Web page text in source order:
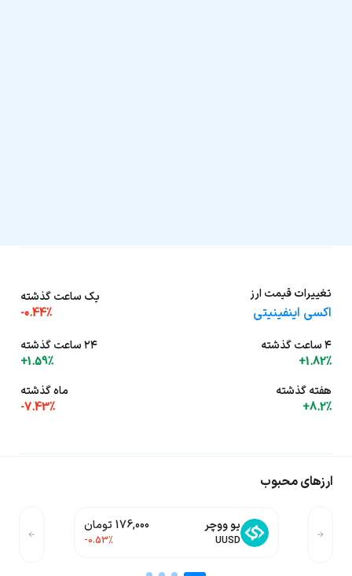
تغییرات قیمت ارز
اکسی اینفینیتی
یک ساعت گذشته
-0.44%
۴ ساعت گذشته
+1.82%
۲۴ ساعت گذشته
+1.59%
هفته گذشته
+8.2%
ماه گذشته
-7.43%
ارزهای محبوب
یو ووچر
UUSD
176,000 تومان
-0.53%